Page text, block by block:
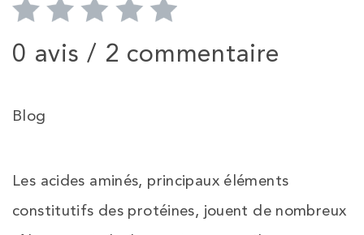
0 avis / 2 commentaire
Blog
Les acides aminés, principaux éléments
constitutifs des protéines, jouent de nombreux